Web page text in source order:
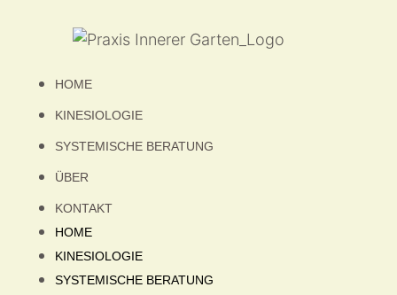
HOME
KINESIOLOGIE
SYSTEMISCHE BERATUNG
ÜBER
KONTAKT
HOME
KINESIOLOGIE
SYSTEMISCHE BERATUNG